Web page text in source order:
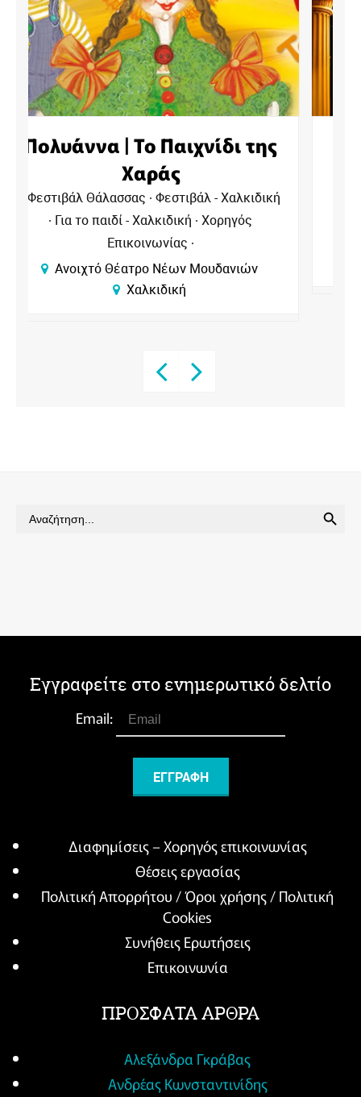
Πλούτος του Αριστοφάνη
Φεστιβάλ Θάλασσας
Φεστιβάλ - Χαλκιδική
Χορηγός
Επικοινωνίας
Ανοιχτό Θέατρο Νέων Μουδανιών
Χαλκιδική
Search
for:
Εγγραφείτε στο ενημερωτικό δελτίο
Email:
Διαφημίσεις – Χορηγός επικοινωνίας
Θέσεις εργασίας
Πολιτική Απορρήτου / Όροι χρήσης / Πολιτική
Cookies
Συνήθεις Ερωτήσεις
Επικοινωνία
ΠΡΟΣΦΑΤΑ ΑΡΘΡΑ
Αλεξάνδρα Γκράβας
Ανδρέας Κωνσταντινίδης